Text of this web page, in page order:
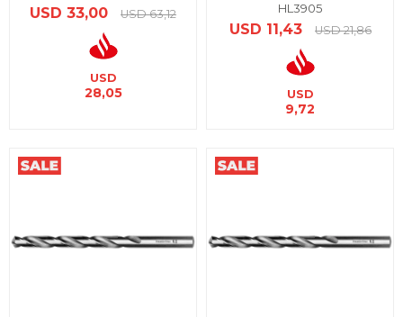
USD 33,00 USD 63,12
USD
28,05
HL3905
USD 11,43 USD 21,86
USD
9,72